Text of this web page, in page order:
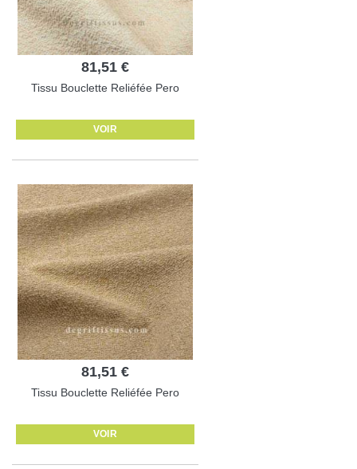
81,51 €
Tissu Bouclette Reliéfée Pero
VOIR
81,51 €
Tissu Bouclette Reliéfée Pero
VOIR